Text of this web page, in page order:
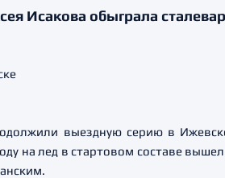
Исакова обыграла
выездную серию в
на лед в стартовом составе